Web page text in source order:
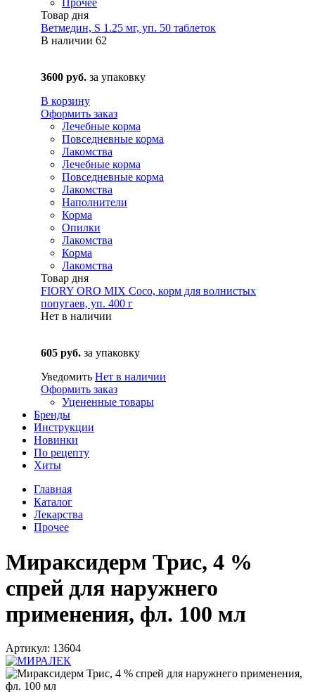
Прочее
Товар дня
Ветмедин, S 1.25 мг, уп. 50 таблеток
В наличии 62
3600 руб. за упаковку
В корзину
Оформить заказ
Лечебные корма
Повседневные корма
Лакомства
Лечебные корма
Повседневные корма
Лакомства
Наполнители
Корма
Опилки
Лакомства
Корма
Лакомства
Товар дня
FIORY ORO MIX Coco, корм для волнистых
попугаев, уп. 400 г
Нет в наличии
605 руб. за упаковку
Уведомить Нет в наличии
Оформить заказ
Уцененные товары
Бренды
Инструкции
Новинки
По рецепту
Хиты
Главная
Каталог
Лекарства
Прочее
Мираксидерм Трис, 4 %
спрей для наружнего
применения, фл. 100 мл
Артикул: 13604